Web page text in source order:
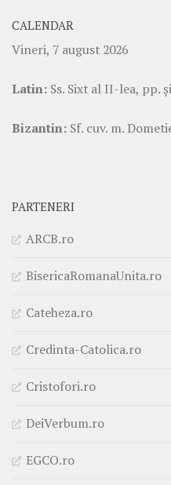
CALENDAR
Vineri, 7 august 2026
Latin: Ss. Sixt al II-lea, pp.
Bizantin: Sf. cuv. m.
PARTENERI
ARCB.ro
BisericaRomanaUnita.ro
Cateheza.ro
Credinta-Catolica.ro
Cristofori.ro
DeiVerbum.ro
EGCO.ro